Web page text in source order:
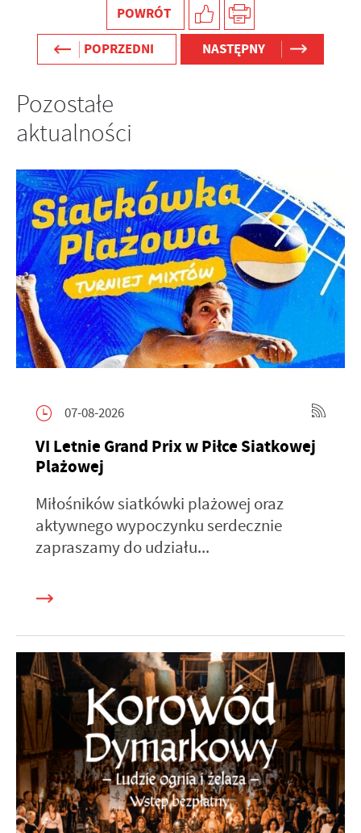
POWRÓT
POPRZEDNI
NASTĘPNY
Pozostałe
aktualności
07-08-2026
VI Letnie Grand Prix w Piłce Siatkowej
Plażowej
Miłośników siatkówki plażowej oraz
aktywnego wypoczynku serdecznie
zapraszamy do udziału...